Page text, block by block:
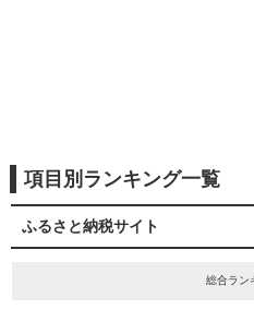
項目別ランキング一覧
ふるさと納税サイト
総合ラン